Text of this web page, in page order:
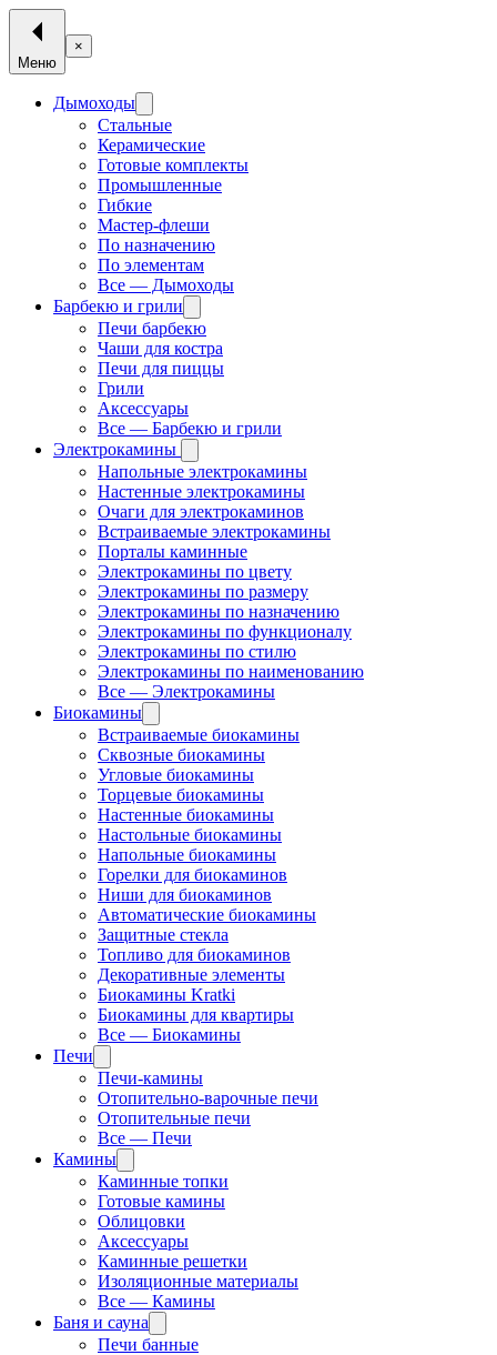
Меню
×
Дымоходы
Стальные
Керамические
Готовые комплекты
Промышленные
Гибкие
Мастер-флеши
По назначению
По элементам
Все — Дымоходы
Барбекю и грили
Печи барбекю
Чаши для костра
Печи для пиццы
Грили
Аксессуары
Все — Барбекю и грили
Электрокамины
Напольные электрокамины
Настенные электрокамины
Очаги для электрокаминов
Встраиваемые электрокамины
Порталы каминные
Электрокамины по цвету
Электрокамины по размеру
Электрокамины по назначению
Электрокамины по функционалу
Электрокамины по стилю
Электрокамины по наименованию
Все — Электрокамины
Биокамины
Встраиваемые биокамины
Сквозные биокамины
Угловые биокамины
Торцевые биокамины
Настенные биокамины
Настольные биокамины
Напольные биокамины
Горелки для биокаминов
Ниши для биокаминов
Автоматические биокамины
Защитные стекла
Топливо для биокаминов
Декоративные элементы
Биокамины Kratki
Биокамины для квартиры
Все — Биокамины
Печи
Печи-камины
Отопительно-варочные печи
Отопительные печи
Все — Печи
Камины
Каминные топки
Готовые камины
Облицовки
Аксессуары
Каминные решетки
Изоляционные материалы
Все — Камины
Баня и сауна
Печи банные